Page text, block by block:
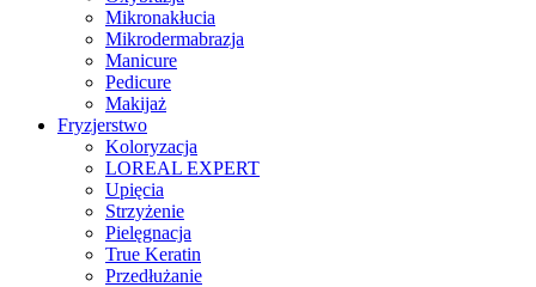
Mikronakłucia
Mikrodermabrazja
Manicure
Pedicure
Makijaż
Fryzjerstwo
Koloryzacja
LOREAL EXPERT
Upięcia
Strzyżenie
Pielęgnacja
True Keratin
Przedłużanie